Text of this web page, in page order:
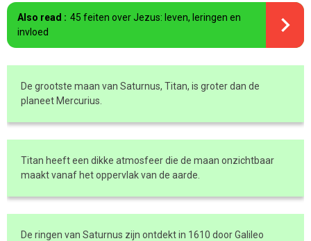
Also read : 45 feiten over Jezus: leven, leringen en
invloed
De grootste maan van Saturnus, Titan, is groter dan de
planeet Mercurius.
Titan heeft een dikke atmosfeer die de maan onzichtbaar
maakt vanaf het oppervlak van de aarde.
De ringen van Saturnus zijn ontdekt in 1610 door Galileo